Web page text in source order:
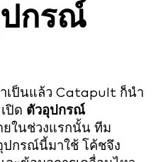
กรณ์
เป็นแล้ว Catapult ก็นำ
ปิด ตัวอุปกรณ์
ยในช่วงแรกนั้น ทีม
ปกรณ์นี้มาใช้ โค้ชจึง